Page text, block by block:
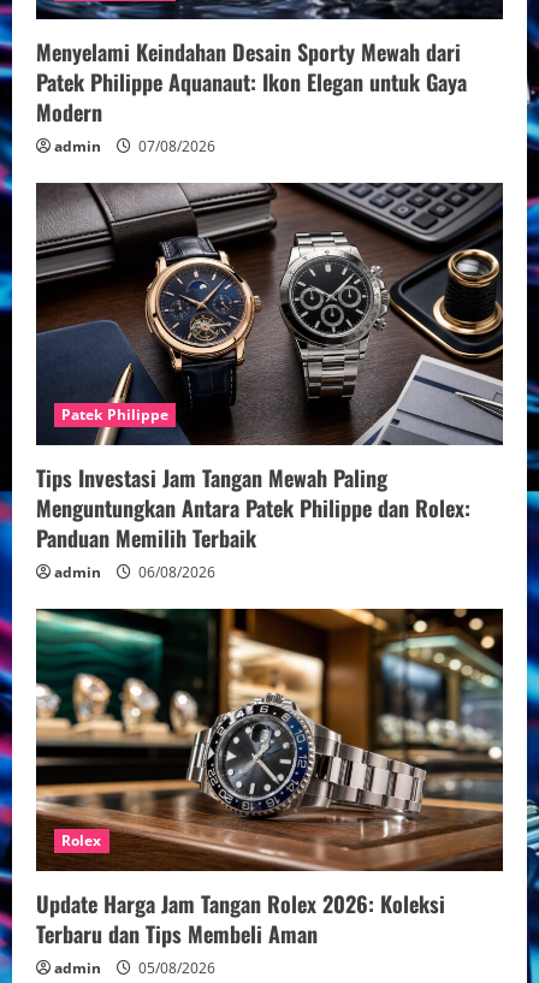
Menyelami Keindahan Desain Sporty Mewah dari
Patek Philippe Aquanaut: Ikon Elegan untuk Gaya
Modern
admin 07/08/2026
Patek Philippe
Tips Investasi Jam Tangan Mewah Paling
Menguntungkan Antara Patek Philippe dan Rolex:
Panduan Memilih Terbaik
admin 06/08/2026
Rolex
Update Harga Jam Tangan Rolex 2026: Koleksi
Terbaru dan Tips Membeli Aman
admin 05/08/2026